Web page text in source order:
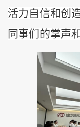
活力自信和创
同事们的掌声